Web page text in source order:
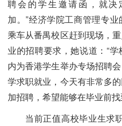
聘会的学生邀请函，就
加。”经济学院工商管理专
乘车从番禺校区赶到现场，
业的招聘要求，她说道：“
内为香港学生举办专场招聘
学求职就业，今天有非常多
加招聘，希望能够在毕业前
当前正值高校毕业生求